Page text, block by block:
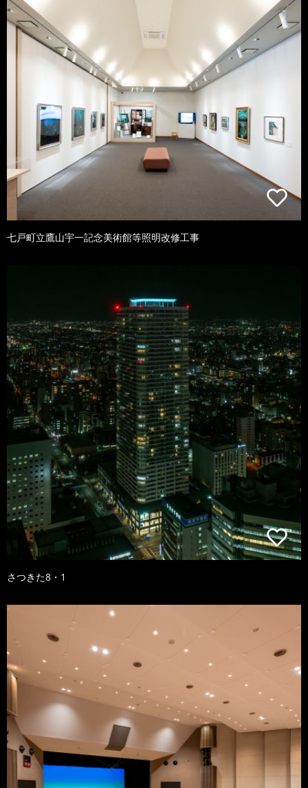
七戸町立鷹山宇一記念美術館等照明改修工事
さつきた8・1